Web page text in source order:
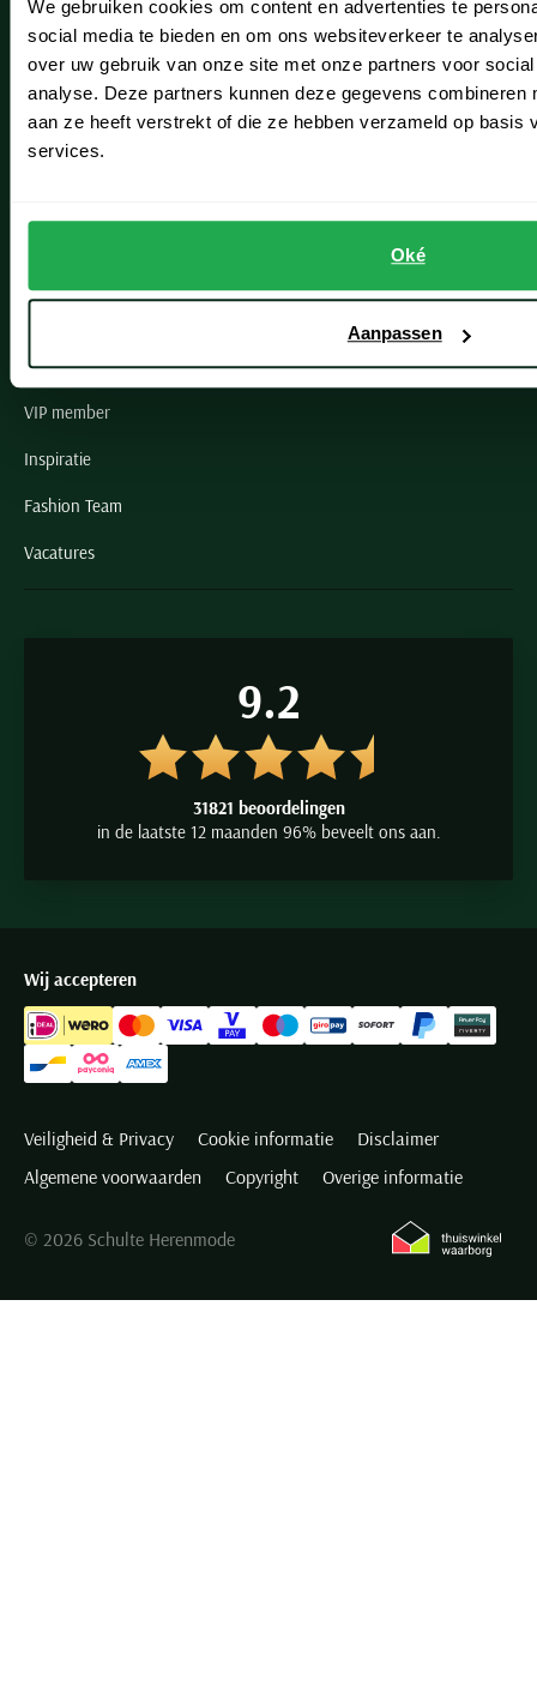
We gebruiken cookies om content en advertenties te
social media te bieden en om ons websiteverkeer te
over uw gebruik van onze site met onze partners voor
analyse. Deze partners kunnen deze gegevens combineren
aan ze heeft verstrekt of die ze hebben verzameld op basis
services.
Oké
Aanpassen
Leiderdorp
Lisse
Noordwijk
Oegstgeest
Paul & Shark specialist
VIP member
Inspiratie
Fashion Team
Vacatures
9.2
31821 beoordelingen
in de laatste 12 maanden 96% beveelt ons aan.
Wij accepteren
Veiligheid & Privacy Cookie informatie
Disclaimer
Algemene voorwaarden
Copyright Overige informatie
© 2026 Schulte Herenmode